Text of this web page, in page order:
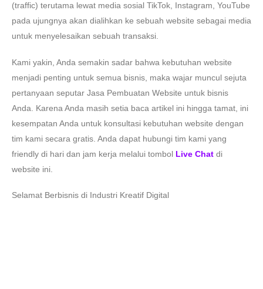
(traffic) terutama lewat media sosial TikTok, Instagram, YouTube
pada ujungnya akan dialihkan ke sebuah website sebagai media
untuk menyelesaikan sebuah transaksi.
Kami yakin, Anda semakin sadar bahwa kebutuhan website
menjadi penting untuk semua bisnis, maka wajar muncul sejuta
pertanyaan seputar Jasa Pembuatan Website untuk bisnis
Anda. Karena Anda masih setia baca artikel ini hingga tamat, ini
kesempatan Anda untuk konsultasi kebutuhan website dengan
tim kami secara gratis. Anda dapat hubungi tim kami yang
friendly di hari dan jam kerja melalui tombol Live Chat di
website ini.
Selamat Berbisnis di Industri Kreatif Digital